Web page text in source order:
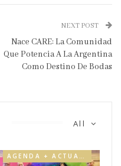
NEXT POST
Nace CARE: La Comunidad
Que Potencia A La Argentina
Como Destino De Bodas
All
AGENDA + ACTUALIDAD